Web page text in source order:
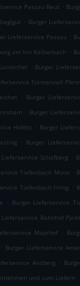
Passau Reut .
. Burger
Lieferservice Passau .
am Inn Kälberbach .
. Burger
Fürstenzell
. Burger
. Burger
Hofötz . Burger
. Burger
Lieferservice Schafberg .
Tiefenbach Moos .
Tiefenbach Irring .
. Burger Lieferservice
Lieferservice Bahnhof Pyret
Mayrhof .
. Burger Lieferservice
Anzberg .
und zum Liefern